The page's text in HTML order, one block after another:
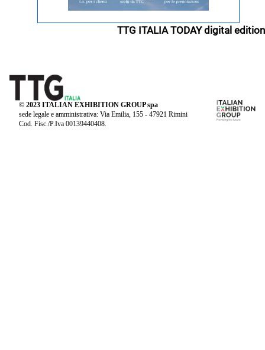
TTG ITALIA TODAY digital edition
© 2023 ITALIAN EXHIBITION GROUP spa
sede legale e amministrativa: Via Emilia, 155 - 47921 Rimini
Cod. Fisc./P.Iva 00139440408.